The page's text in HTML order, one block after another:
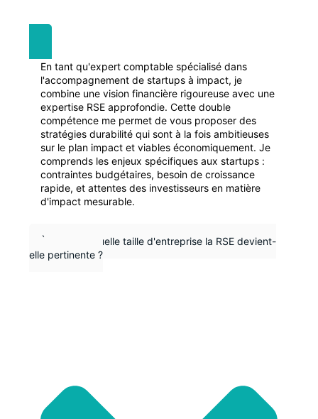
En tant qu'expert comptable spécialisé dans
l'accompagnement de startups à impact, je
combine une vision financière rigoureuse avec une
expertise RSE approfondie. Cette double
compétence me permet de vous proposer des
stratégies durabilité qui sont à la fois ambitieuses
sur le plan impact et viables économiquement. Je
comprends les enjeux spécifiques aux startups :
contraintes budgétaires, besoin de croissance
rapide, et attentes des investisseurs en matière
d'impact mesurable.
À partir de quelle taille d'entreprise la RSE devient-
elle pertinente ?